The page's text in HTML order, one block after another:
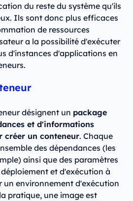
du reste du système qu'ils
Ils sont donc plus efficaces
de ressources
a la possibilité d'exécuter
d'instances d'applications en
désignent un package
et d'informations
créer un conteneur. Chaque
des dépendances (les
ainsi que des paramètres
et d'exécution à
environnement d'exécution
pratique, une image est